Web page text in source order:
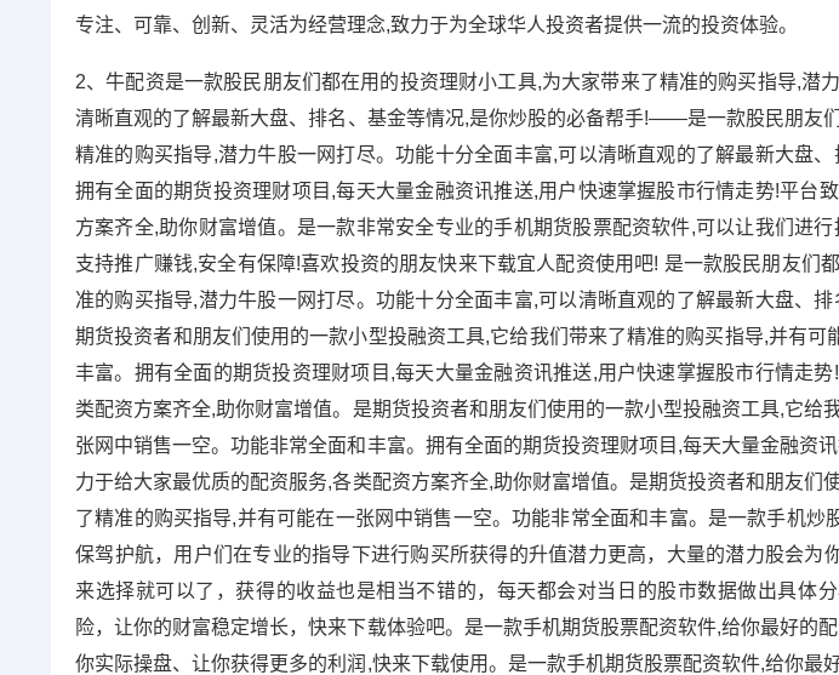
专注、可靠、创新、灵活为经营理念,致力于为全球华人投资者提供一流的投资体验。
2、牛配资是一款股民朋友们都在用的投资理财小工具,为大家带来了精准的购买指导,潜
清晰直观的了解最新大盘、排名、基金等情况,是你炒股的必备帮手!——是一款股民朋友
精准的购买指导,潜力牛股一网打尽。功能十分全面丰富,可以清晰直观的了解最新大盘
拥有全面的期货投资理财项目,每天大量金融资讯推送,用户快速掌握股市行情走势!平台
方案齐全,助你财富增值。是一款非常安全专业的手机期货股票配资软件,可以让我们进
支持推广赚钱,安全有保障!喜欢投资的朋友快来下载宜人配资使用吧! 是一款股民朋友们
准的购买指导,潜力牛股一网打尽。功能十分全面丰富,可以清晰直观的了解最新大盘、
期货投资者和朋友们使用的一款小型投融资工具,它给我们带来了精准的购买指导,并有可
丰富。拥有全面的期货投资理财项目,每天大量金融资讯推送,用户快速掌握股市行情走
类配资方案齐全,助你财富增值。是期货投资者和朋友们使用的一款小型投融资工具,它给
张网中销售一空。功能非常全面和丰富。拥有全面的期货投资理财项目,每天大量金融资
力于给大家最优质的配资服务,各类配资方案齐全,助你财富增值。是期货投资者和朋友们
了精准的购买指导,并有可能在一张网中销售一空。功能非常全面和丰富。是一款手机炒
保驾护航，用户们在专业的指导下进行购买所获得的升值潜力更高，大量的潜力股会为
来选择就可以了，获得的收益也是相当不错的，每天都会对当日的股市数据做出具体
险，让你的财富稳定增长，快来下载体验吧。是一款手机期货股票配资软件,给你最好的
你实际操盘、让你获得更多的利润,快来下载使用。是一款手机期货股票配资软件,给你最